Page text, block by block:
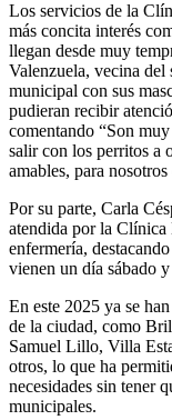
Los servicios de la
más concita interés
llegan desde muy
Valenzuela, vecina del
municipal con sus
pudieran recibir
comentando “Son
salir con los perritos a
amables, para nosotros
Por su parte, Carla
atendida por la
enfermería,
vienen un día sábado
En este 2025 ya se
de la ciudad, como
Samuel Lillo, Villa
otros, lo que ha
necesidades sin tener
municipales.